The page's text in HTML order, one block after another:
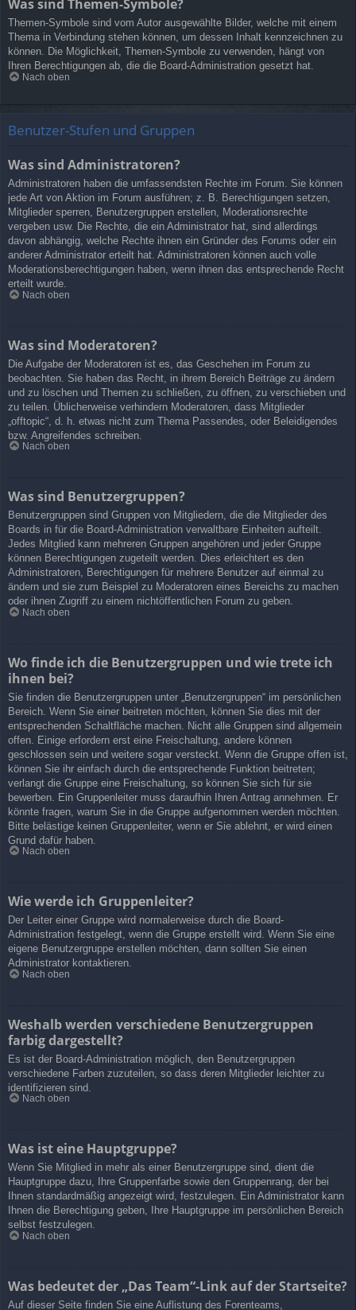
Was sind Themen-Symbole?
Themen-Symbole sind vom Autor ausgewählte Bilder, welche mit einem
Thema in Verbindung stehen können, um dessen Inhalt kennzeichnen zu
können. Die Möglichkeit, Themen-Symbole zu verwenden, hängt von
Ihren Berechtigungen ab, die die Board-Administration gesetzt hat.
Nach oben
Benutzer-Stufen und Gruppen
Was sind Administratoren?
Administratoren haben die umfassendsten Rechte im Forum. Sie können
jede Art von Aktion im Forum ausführen; z. B. Berechtigungen setzen,
Mitglieder sperren, Benutzergruppen erstellen, Moderationsrechte
vergeben usw. Die Rechte, die ein Administrator hat, sind allerdings
davon abhängig, welche Rechte ihnen ein Gründer des Forums oder ein
anderer Administrator erteilt hat. Administratoren können auch volle
Moderationsberechtigungen haben, wenn ihnen das entsprechende Recht
erteilt wurde.
Nach oben
Was sind Moderatoren?
Die Aufgabe der Moderatoren ist es, das Geschehen im Forum zu
beobachten. Sie haben das Recht, in ihrem Bereich Beiträge zu ändern
und zu löschen und Themen zu schließen, zu öffnen, zu verschieben und
zu teilen. Üblicherweise verhindern Moderatoren, dass Mitglieder
„offtopic“, d. h. etwas nicht zum Thema Passendes, oder Beleidigendes
bzw. Angreifendes schreiben.
Nach oben
Was sind Benutzergruppen?
Benutzergruppen sind Gruppen von Mitgliedern, die die Mitglieder des
Boards in für die Board-Administration verwaltbare Einheiten aufteilt.
Jedes Mitglied kann mehreren Gruppen angehören und jeder Gruppe
können Berechtigungen zugeteilt werden. Dies erleichtert es den
Administratoren, Berechtigungen für mehrere Benutzer auf einmal zu
ändern und sie zum Beispiel zu Moderatoren eines Bereichs zu machen
oder ihnen Zugriff zu einem nichtöffentlichen Forum zu geben.
Nach oben
Wo finde ich die Benutzergruppen und wie trete ich
ihnen bei?
Sie finden die Benutzergruppen unter „Benutzergruppen“ im persönlichen
Bereich. Wenn Sie einer beitreten möchten, können Sie dies mit der
entsprechenden Schaltfläche machen. Nicht alle Gruppen sind allgemein
offen. Einige erfordern erst eine Freischaltung, andere können
geschlossen sein und weitere sogar versteckt. Wenn die Gruppe offen ist,
können Sie ihr einfach durch die entsprechende Funktion beitreten;
verlangt die Gruppe eine Freischaltung, so können Sie sich für sie
bewerben. Ein Gruppenleiter muss daraufhin Ihren Antrag annehmen. Er
könnte fragen, warum Sie in die Gruppe aufgenommen werden möchten.
Bitte belästige keinen Gruppenleiter, wenn er Sie ablehnt, er wird einen
Grund dafür haben.
Nach oben
Wie werde ich Gruppenleiter?
Der Leiter einer Gruppe wird normalerweise durch die Board-
Administration festgelegt, wenn die Gruppe erstellt wird. Wenn Sie eine
eigene Benutzergruppe erstellen möchten, dann sollten Sie einen
Administrator kontaktieren.
Nach oben
Weshalb werden verschiedene Benutzergruppen
farbig dargestellt?
Es ist der Board-Administration möglich, den Benutzergruppen
verschiedene Farben zuzuteilen, so dass deren Mitglieder leichter zu
identifizieren sind.
Nach oben
Was ist eine Hauptgruppe?
Wenn Sie Mitglied in mehr als einer Benutzergruppe sind, dient die
Hauptgruppe dazu, Ihre Gruppenfarbe sowie den Gruppenrang, der bei
Ihnen standardmäßig angezeigt wird, festzulegen. Ein Administrator kann
Ihnen die Berechtigung geben, Ihre Hauptgruppe im persönlichen Bereich
selbst festzulegen.
Nach oben
Was bedeutet der „Das Team“-Link auf der Startseite?
Auf dieser Seite finden Sie eine Auflistung des Forenteams,